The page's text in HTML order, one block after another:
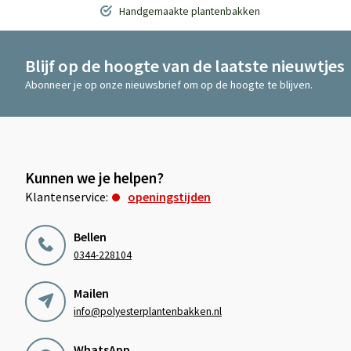
Handgemaakte plantenbakken
Blijf op de hoogte van de laatste nieuwtjes
Abonneer je op onze nieuwsbrief om op de hoogte te blijven.
Kunnen we je helpen?
Klantenservice: openingstijden
Bellen
0344-228104
Mailen
info@polyesterplantenbakken.nl